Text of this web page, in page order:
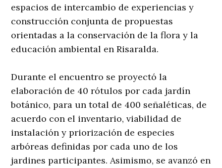
espacios de intercambio de experiencias y
construcción conjunta de propuestas
orientadas a la conservación de la flora y la
educación ambiental en Risaralda.
Durante el encuentro se proyectó la
elaboración de 40 rótulos por cada jardín
botánico, para un total de 400 señaléticas, de
acuerdo con el inventario, viabilidad de
instalación y priorización de especies
arbóreas definidas por cada uno de los
jardines participantes. Asimismo, se avanzó en